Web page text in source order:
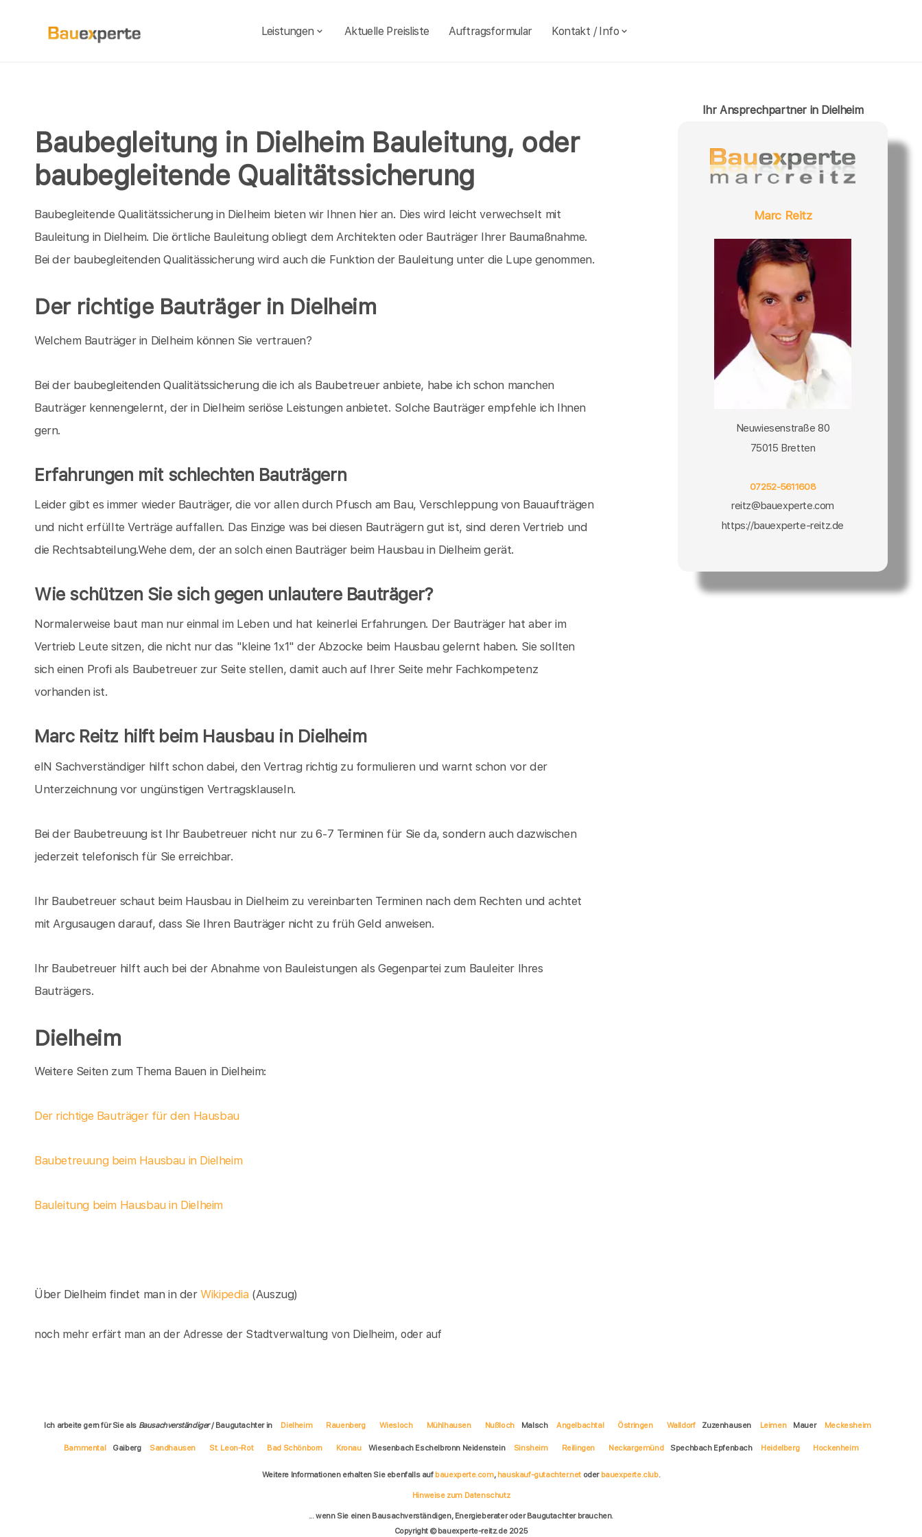
Leistungen Aktuelle Preisliste Auftragsformular Kontakt / Info
Baubegleitung in Dielheim Bauleitung, oder
baubegleitende Qualitätssicherung
Baubegleitende Qualitätssicherung in Dielheim bieten wir Ihnen hier an. Dies wird leicht verwechselt mit
Bauleitung in Dielheim. Die örtliche Bauleitung obliegt dem Architekten oder Bauträger Ihrer Baumaßnahme.
Bei der baubegleitenden Qualitässicherung wird auch die Funktion der Bauleitung unter die Lupe genommen.
Der richtige Bauträger in Dielheim
Welchem Bauträger in Dielheim können Sie vertrauen?
Bei der baubegleitenden Qualitätssicherung die ich als Baubetreuer anbiete, habe ich schon manchen
Bauträger kennengelernt, der in Dielheim seriöse Leistungen anbietet. Solche Bauträger empfehle ich Ihnen
gern.
Erfahrungen mit schlechten Bauträgern
Leider gibt es immer wieder Bauträger, die vor allen durch Pfusch am Bau, Verschleppung von Bauaufträgen
und nicht erfüllte Verträge auffallen. Das Einzige was bei diesen Bauträgern gut ist, sind deren Vertrieb und
die Rechtsabteilung.Wehe dem, der an solch einen Bauträger beim Hausbau in Dielheim gerät.
Wie schützen Sie sich gegen unlautere Bauträger?
Normalerweise baut man nur einmal im Leben und hat keinerlei Erfahrungen. Der Bauträger hat aber im
Vertrieb Leute sitzen, die nicht nur das "kleine 1x1" der Abzocke beim Hausbau gelernt haben. Sie sollten
sich einen Profi als Baubetreuer zur Seite stellen, damit auch auf Ihrer Seite mehr Fachkompetenz
vorhanden ist.
Marc Reitz hilft beim Hausbau in Dielheim
eIN Sachverständiger hilft schon dabei, den Vertrag richtig zu formulieren und warnt schon vor der
Unterzeichnung vor ungünstigen Vertragsklauseln.
Bei der Baubetreuung ist Ihr Baubetreuer nicht nur zu 6-7 Terminen für Sie da, sondern auch dazwischen
jederzeit telefonisch für Sie erreichbar.
Ihr Baubetreuer schaut beim Hausbau in Dielheim zu vereinbarten Terminen nach dem Rechten und achtet
mit Argusaugen darauf, dass Sie Ihren Bauträger nicht zu früh Geld anweisen.
Ihr Baubetreuer hilft auch bei der Abnahme von Bauleistungen als Gegenpartei zum Bauleiter Ihres
Bauträgers.
Dielheim
Weitere Seiten zum Thema Bauen in Dielheim:
Der richtige Bauträger für den Hausbau
Baubetreuung beim Hausbau in Dielheim
Bauleitung beim Hausbau in Dielheim
Über Dielheim findet man in derWikipedia (Auszug)
noch mehr erfärt man an der Adresse der Stadtverwaltung von Dielheim, oder auf
Ihr Ansprechpartner in Dielheim
Marc Reitz
Neuwiesenstraße 80
75015 Bretten
07252-5611608
reitz@bauexperte.com
https://bauexperte-reitz.de
Ich arbeite gern für Sie als Bausachverständiger/ Baugutachter in Dielheim Rauenberg Wiesloch Mühlhausen Nußloch Malsch Angelbachtal Östringen Walldorf Zuzenhausen Leimen Mauer Meckesheim
Bammental Gaiberg Sandhausen St. Leon-Rot Bad Schönborn Kronau Wiesenbach Eschelbronn Neidenstein Sinsheim Reilingen Neckargemünd Spechbach Epfenbach Heidelberg Hockenheim
Weitere Informationen erhalten Sie ebenfalls auf bauexperte.com, hauskauf-gutachter.net oder bauexperte.club.
Hinweise zum Datenschutz
... wenn Sie einen Bausachverständigen, Energieberater oder Baugutachter brauchen.
Copyright © bauexperte-reitz.de 2025